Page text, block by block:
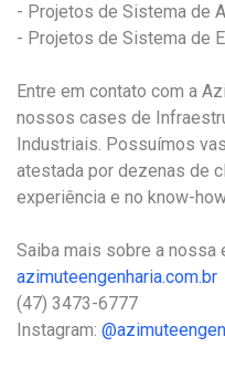
- Projetos de Sistema de
- Projetos de Sistema de
Entre em contato com a
nossos cases de
Industriais. Possuímos
atestada por dezenas de
experiência e no know-
Saiba mais sobre a nossa
azimuteengenharia.com.br
(47) 3473-6777
Instagram: